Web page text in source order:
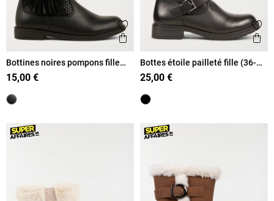
Ajouter aux favoris
Aperçu rapide
Bottines noires pompons fille
(31-36)
15,00 €
Bottes étoile pailleté fille (36-
39)
25,00 €